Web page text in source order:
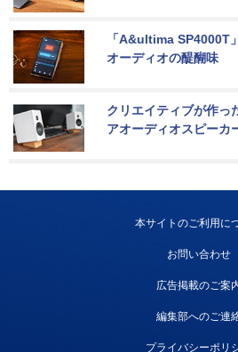
「A&ultima SP4000T
オーディオの醍醐味
クリエイティブが作っ
アオーディオスピーカ
本サイトのご利用に
お問い合わせ
広告掲載のご案
編集部へのご連
プライバシーポリ